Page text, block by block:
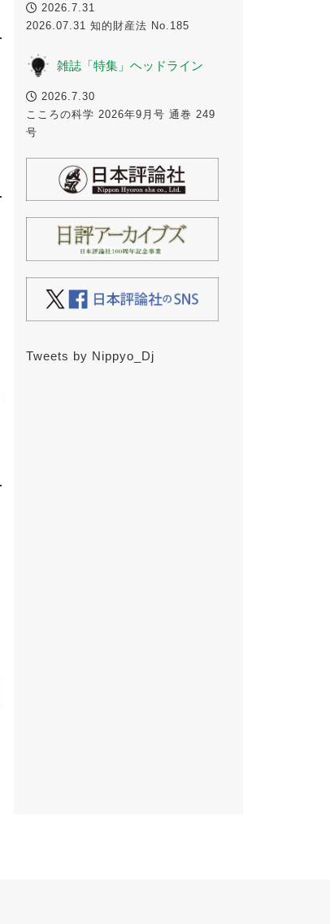
2026.7.31
2026.07.31 知的財産法 No.185
雑誌「特集」ヘッドライン
2026.7.30
こころの科学 2026年9月号 通巻 249
号
Tweets by Nippyo_Dj